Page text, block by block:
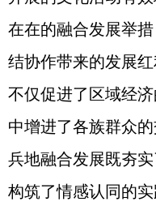
在在的融合发展举
结协作带来的发展
不仅促进了区域经
中增进了各族群众
兵地融合发展既夯
构筑了情感认同的实